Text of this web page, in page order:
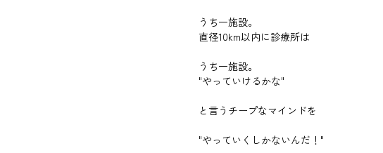
うち一施設。
直径10km以内に診療所は
うち一施設。
"やっていけるかな"
と言うチープなマインドを
"やっていくしかないんだ！"